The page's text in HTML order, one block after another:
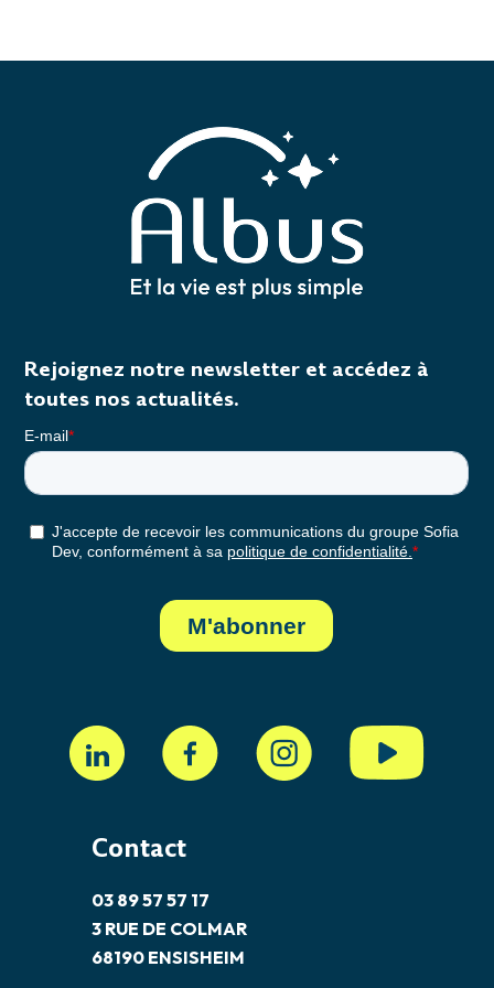
Contact
03 89 57 57 17
3 RUE DE COLMAR
68190 ENSISHEIM
Rejoignez notre newsletter et accédez à
toutes nos actualités.